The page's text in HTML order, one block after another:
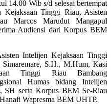
14.00 Wib s/d selesai bertempat
Tinggi Riau, Asisten
Marcos Marudut Mangapul
Audiensi dari Korpus BEM
Intelijen Kejaksaan Tinggi
S.H., M.Hum, Kasi
Tinggi Riau Bambang
Humas bidang Intelijen
SH serta Korpus BEM Se-Riau
Wapresma BEM UHTP.